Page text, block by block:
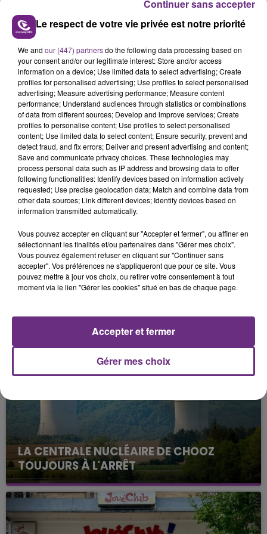
auprès des particuliers, sur le département de l’Aube,
parmi vos missions :
- Qualification de fichier
- Prospection
- Prise de RDV,
- Participation aux RDV commerciaux
une formation est disposée en interne, poste en CDI.
C.I.H. - M. FREMION
cih.moneteau@orange.fr.
un poste d’ouvrier viticole à pourvoir chez Les
Fortelles à Lignol-le-Château, pour une mission d’au
moins de 2 mois dans la vigne, expérience exigée d’au
moins 1 an.
Pôle Emploi BAR SUR AUBE
55 RUE GENERAL DE GAULLE CS50063
10202 BAR SUR AUBE
ape.10231@pole-emploi.fr.
FIL D'ACTUS
LA CENTRALE NUCLÉAIRE DE CHOOZ
TOUJOURS À L'ARRÊT
Cela fait déjà une semaine que la centrale
nucléaire ardennaise est à l'arrêt. Une situation
justifiée par la sécheresse intense qui est toujours
présente.
Le respect de votre vie privée est notre priorité
We and our (447) partnersdo the following data processing based on
your consent and/or our legitimate interest: Store and/or access
information on a device; Use limited data to select advertising; Create
profiles for personalised advertising; Use profiles to select personalised
advertising; Measure advertising performance; Measure content
performance; Understand audiences through statistics or combinations
of data from different sources; Develop and improve services; Create
profiles to personalise content; Use profiles to select personalised
content; Use limited data to select content; Ensure security, prevent and
detect fraud, and fix errors; Deliver and present advertising and content;
Save and communicate privacy choices. These technologies may
process personal data such as IP address and browsing data to offer
following functionalities: Identify devices based on information actively
requested; Use precise geolocation data; Match and combine data from
other data sources; Link different devices; Identify devices based on
information transmitted automatically.
Vous pouvez accepter en cliquant sur "Accepter et fermer", ou affiner en
sélectionnant les finalités et/ou partenaires dans "Gérer mes choix".
Vous pouvez également refuser en cliquant sur "Continuer sans
accepter". Vos préférences ne s'appliqueront que pour ce site. Vous
pouvez mettre à jour vos choix, ou retirer votre consentement à tout
moment via le lien "Gérer les cookies" situé en bas de chaque page.
Gérer mes choix
Accepter et fermer
Continuer sans accepter